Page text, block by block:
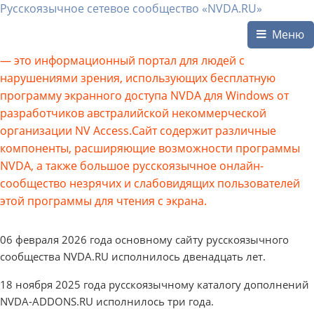
Русскоязычное сетевое сообщество «NVDA.RU»
Меню
— это информационный портал для людей с
нарушениями зрения, использующих бесплатную
программу экранного доступа NVDA для Windows от
разработчиков австралийской некоммерческой
организации NV Access.Сайт содержит различные
компоненты, расширяющие возможности программы
NVDA, а также большое русскоязычное онлайн-
сообщество незрячих и слабовидящих пользователей
этой программы для чтения с экрана.
06 февраля 2026 года основному сайту русскоязычного
сообщества NVDA.RU исполнилось двенадцать лет.
18 ноября 2025 года русскоязычному каталогу дополнений
NVDA-ADDONS.RU исполнилось три года.